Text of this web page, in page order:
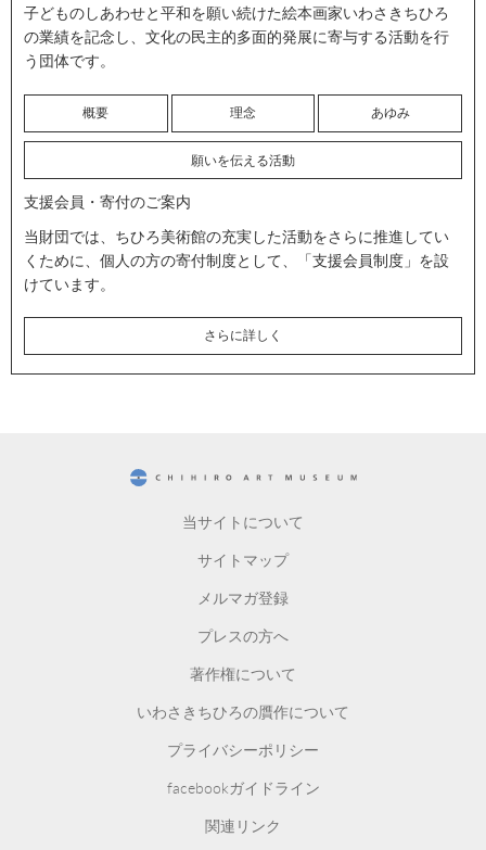
子どものしあわせと平和を願い続けた絵本画家いわさきちひろ
の業績を記念し、文化の民主的多面的発展に寄与する活動を行
う団体です。
概要 理念 あゆみ
願いを伝える活動
支援会員・寄付のご案内
当財団では、ちひろ美術館の充実した活動をさらに推進してい
くために、個人の方の寄付制度として、「支援会員制度」を設
けています。
さらに詳しく
当サイトについて
サイトマップ
メルマガ登録
プレスの方へ
著作権について
いわさきちひろの贋作について
プライバシーポリシー
facebookガイドライン
関連リンク